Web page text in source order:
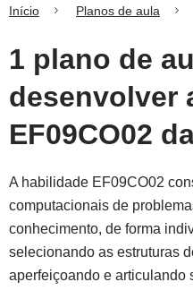
Início Planos de aula
1 plano de
desenvolver
EF09CO02
A habilidade EF09CO02
computacionais de
conhecimento, de forma
selecionando as estruturas
aperfeiçoando e articulando